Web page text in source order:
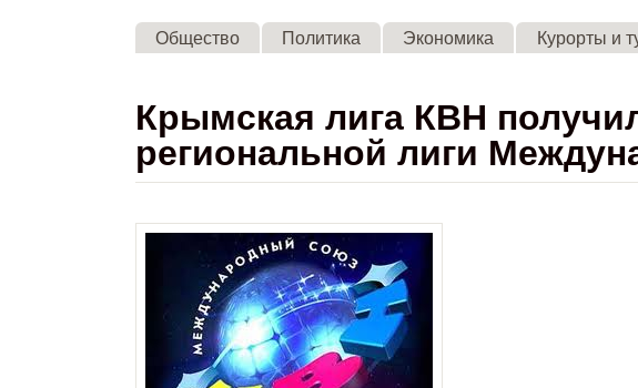
Общество Политика Экономика Курорты и
Крымская лига КВН
региональной лиги